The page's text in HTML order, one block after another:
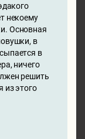
некоему
Основная
в
в
ничего
решить
из этого